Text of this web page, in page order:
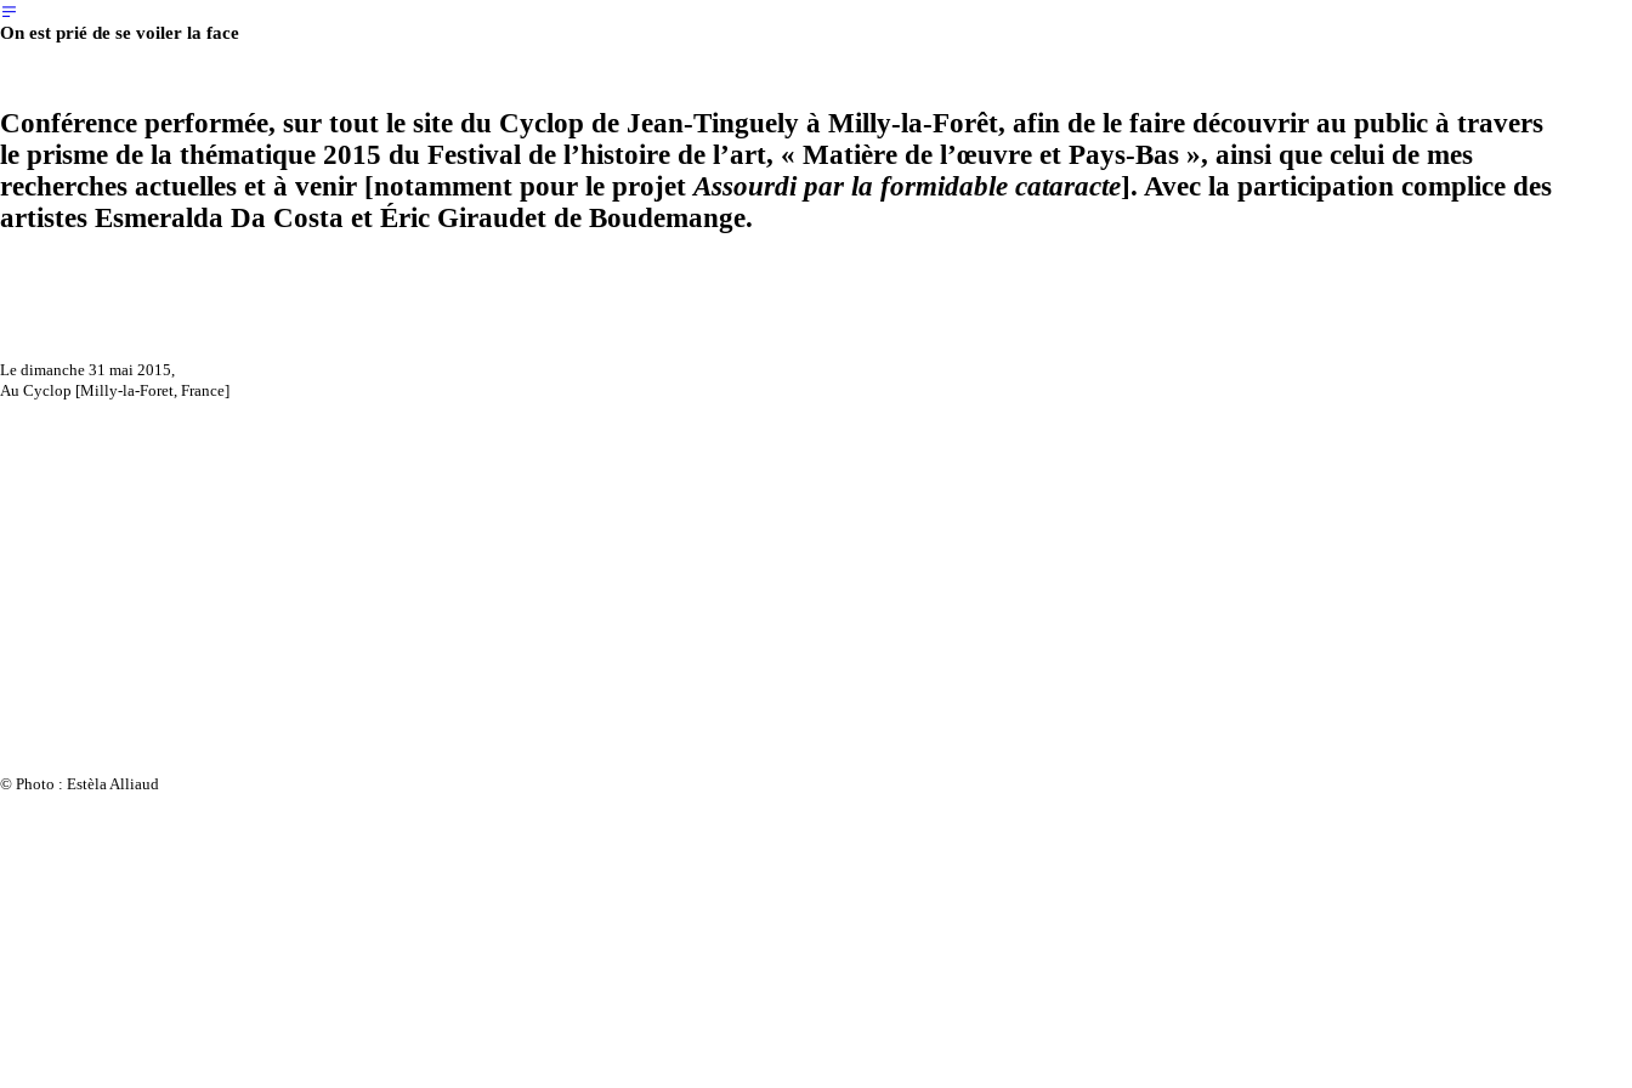
︎
On est prié de se voiler la face
Conférence performée, sur tout le site du Cyclop de Jean-Tinguely à Milly-la-Forêt, afin de le faire découvrir au public à travers
le prisme de la thématique 2015 du Festival de l’histoire de l’art, « Matière de l’œuvre et Pays-Bas », ainsi que celui de mes
recherches actuelles et à venir [notamment pour le projet Assourdi par la formidable cataracte]. Avec la participation complice des
artistes Esmeralda Da Costa et Éric Giraudet de Boudemange.
Le dimanche 31 mai 2015,
Au Cyclop [Milly-la-Foret, France]
© Photo : Estèla Alliaud